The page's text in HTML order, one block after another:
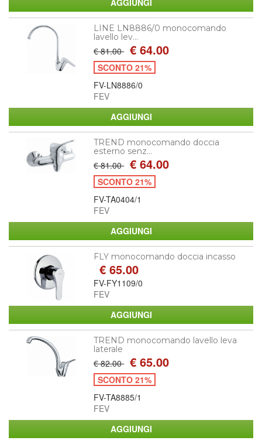
LINE LN8886/0 monocomando
lavello lev...
€ 81.00 € 64.00
SCONTO 21%
FV-LN8886/0
FEV
TREND monocomando doccia
esterno senz...
€ 81.00 € 64.00
SCONTO 21%
FV-TA0404/1
FEV
FLY monocomando doccia incasso
€ 65.00
FV-FY1109/0
FEV
TREND monocomando lavello leva
laterale
€ 82.00 € 65.00
SCONTO 21%
FV-TA8885/1
FEV